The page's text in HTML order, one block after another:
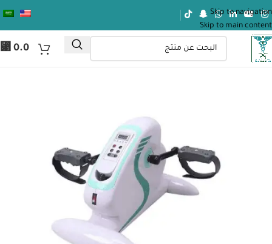
Skip to navigation
Skip to main content
⃁ 0.0